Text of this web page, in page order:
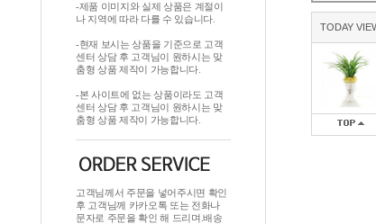
TODAY
-제품 이미지와 실제 상품은 계절이
나 지역에 따라 다를 수 있습니다.
-현재 보시는 상품을 기준으로 고객
센터 상담 후 고객님이 원하시는 맞
춤형 상품 제작이 가능합니다.
-본 사이트에 없는 상품이라도 고객
센터 상담 후 고객님이 원하시는 맞
춤형 상품 제작이 가능합니다.
고객님께서 주문을 넣어주시면 확인
후 고객님께 카카오톡 또는 전화나
문자로 주문을 확인 해 드리며.배송